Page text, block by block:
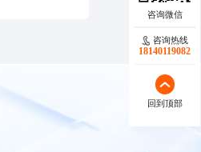
咨询热线
18140119082
回到顶部